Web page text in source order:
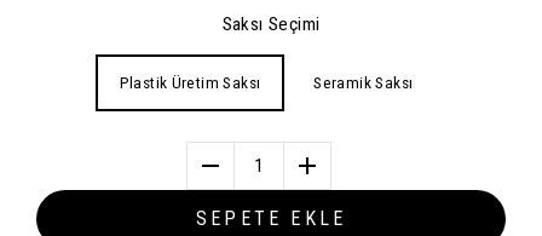
Saksı Seçimi
Plastik Üretim Saksı Seramik Saksı
1
SEPETE EKLE